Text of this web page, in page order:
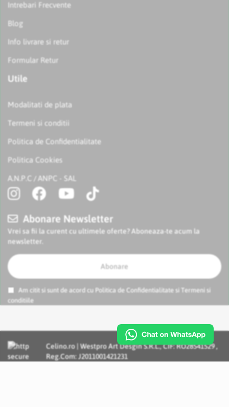
Intrebari Frecvente
Blog
Info livrare si retur
Formular Retur
Utile
Modalitati de plata
Termeni si conditii
Politica de Confidentialitate
Politica Cookies
A.N.P.C / ANPC - SAL
Abonare Newsletter
Vrei sa fii la curent cu ultimele oferte? Aboneaza-te acum la
newsletter.
Abonare
Am citit si sunt de acord cu Politica de Confidentialitate si
Termeni si
conditiile
Celino.ro | Westpro Art Desgin S.R.L., CIF: RO28541529 ,
Reg.Com: J2011001421231